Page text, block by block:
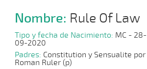
Nombre: Rule Of Law
Tipo y fecha de Nacimiento: MC - 28-
09-2020
Padres: Constitution y Sensualite por
Roman Ruler (p)